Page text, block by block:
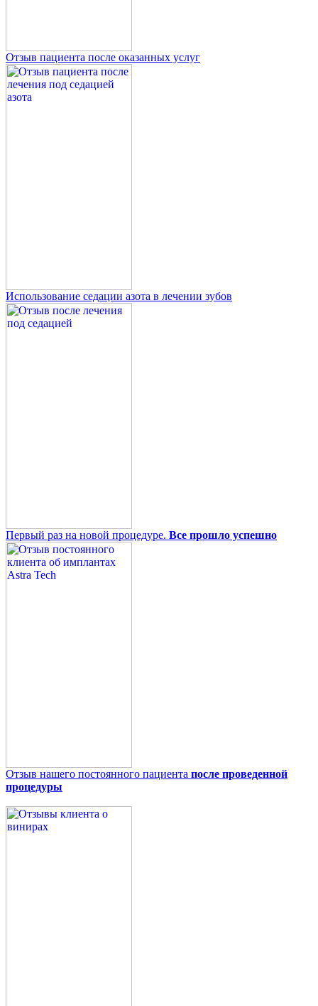
Отзыв пациента после оказанных услуг
Использование седации азота в лечении зубов
Первый раз на новой процедуре. Все прошло успешно
Отзыв нашего постоянного пациента после проведенной
процедуры